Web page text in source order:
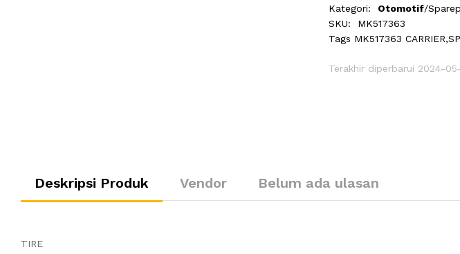
Kategori:
Otomotif/
SKU:
MK517363
Tags MK517363
Terakhir diperbarui 2024-05-
Deskripsi Produk Vendor Belum ada ulasan
TIRE